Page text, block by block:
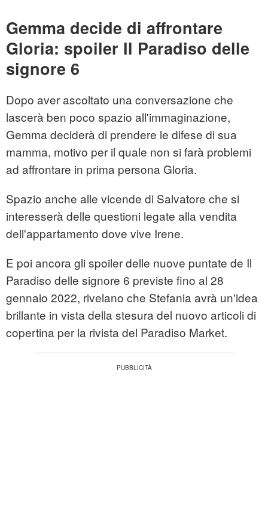
Gemma decide di affrontare
Gloria: spoiler Il Paradiso delle
signore 6
Dopo aver ascoltato una conversazione che
lascerà ben poco spazio all'immaginazione,
Gemma deciderà di prendere le difese di sua
mamma, motivo per il quale non si farà problemi
ad affrontare in prima persona Gloria.
Spazio anche alle vicende di Salvatore che si
interesserà delle questioni legate alla vendita
dell'appartamento dove vive Irene.
E poi ancora gli spoiler delle nuove puntate de Il
Paradiso delle signore 6 previste fino al 28
gennaio 2022, rivelano che Stefania avrà un'idea
brillante in vista della stesura del nuovo articoli di
copertina per la rivista del Paradiso Market.